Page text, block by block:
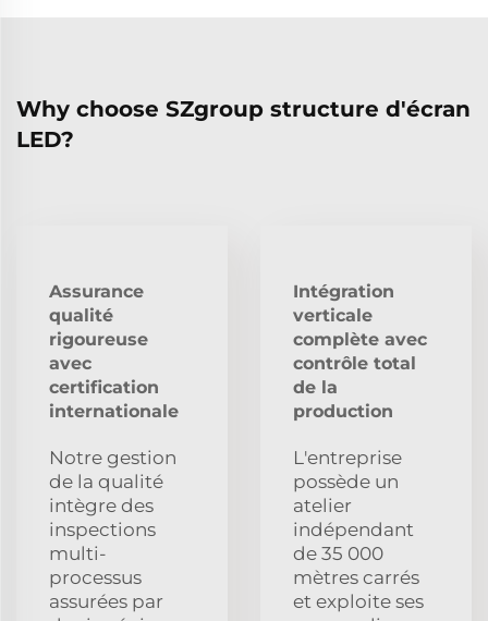
Why choose SZgroup structure d'écran
LED?
Assurance
qualité
rigoureuse
avec
certification
internationale
Notre gestion
de la qualité
intègre des
inspections
multi-
processus
assurées par
Intégration
verticale
complète avec
contrôle total
de la
production
L'entreprise
possède un
atelier
indépendant
de 35 000
mètres carrés
et exploite ses